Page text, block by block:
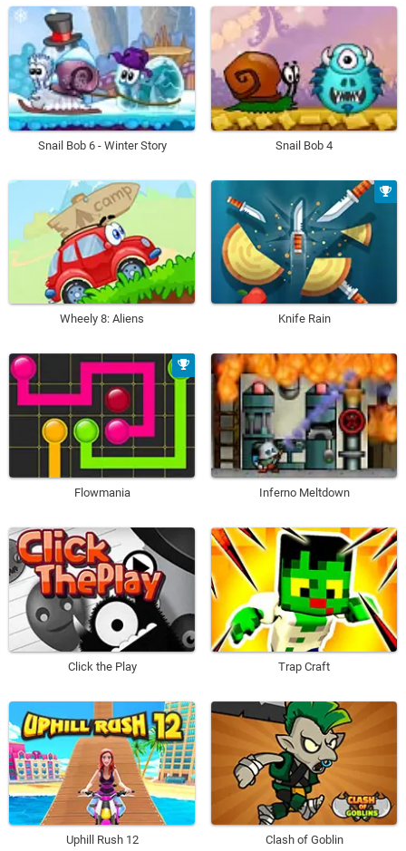
Snail Bob 6 - Winter Story Snail Bob 4
Wheely 8: Aliens Knife Rain
Flowmania Inferno Meltdown
Click the Play Trap Craft
Uphill Rush 12 Clash of Goblin